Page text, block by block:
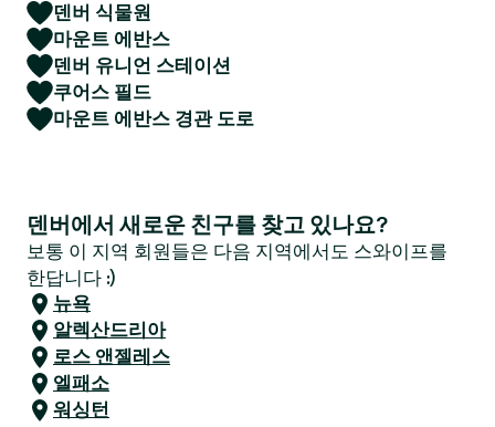
덴버 식물원
마운트 에반스
덴버 유니언 스테이션
쿠어스 필드
마운트 에반스 경관 도로
덴버에서 새로운 친구를 찾고 있나요?
보통 이 지역 회원들은 다음 지역에서도 스와이프를
한답니다 :)
뉴욕
알렉산드리아
로스 앤젤레스
엘패소
워싱턴